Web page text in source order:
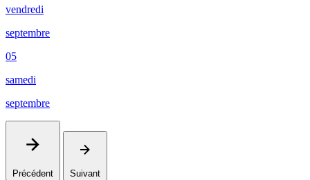
vendredi
septembre
05
samedi
septembre
Précédent Suivant